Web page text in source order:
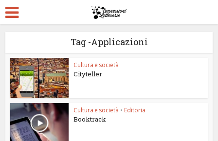
Tag -Applicazioni
Cultura e società
Cityteller
Cultura e società • Editoria
Booktrack